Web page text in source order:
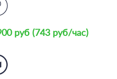
руб (743 руб/час)